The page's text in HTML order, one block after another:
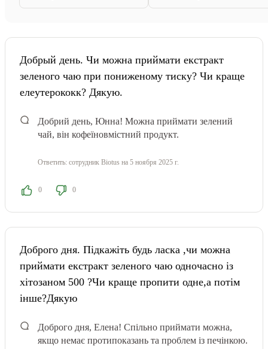
Добрый день. Чи можна приймати екстракт
зеленого чаю при пониженому тиску? Чи краще
елеутерококк? Дякую.
Добрий день, Юнна! Можна приймати зелений
чай, він кофеїновмістний продукт.
Ответить: сотрудник Biotus на 5 ноября 2025 г.
0 0
Доброго дня. Підкажіть будь ласка ,чи можна
приймати екстракт зеленого чаю одночасно із
хітозаном 500 ?Чи краще пропити одне,а потім
інше?Дякую
Доброго дня, Елена! Спільно приймати можна,
якщо немає протипоказань та проблем із печінкою.